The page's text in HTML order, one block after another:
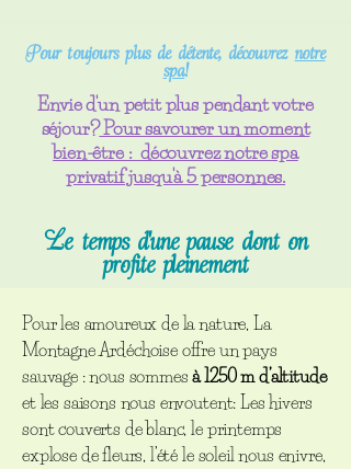
Pour toujours plus de détente, découvrez notre
spa!
Envie d'un petit plus pendant votre
séjour?Pour savourer un moment
bien-être : découvrez notre spa
privatif jusqu'à 5 personnes.
Le temps d'une pause dont on
profite pleinement
Pour les amoureux de la nature, La
Montagne Ardéchoise offre un pays
sauvage : nous sommesà 1250 m d’altitude
et les saisons nous envoutent: Les hivers
sont couverts de blanc, le printemps
explose de fleurs, l’été le soleil nous enivre,